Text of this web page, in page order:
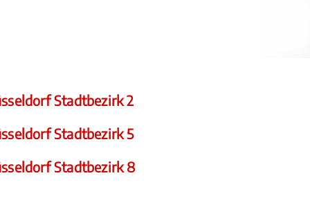
Stadtbezirk 2
Stadtbezirk 5
Stadtbezirk 8